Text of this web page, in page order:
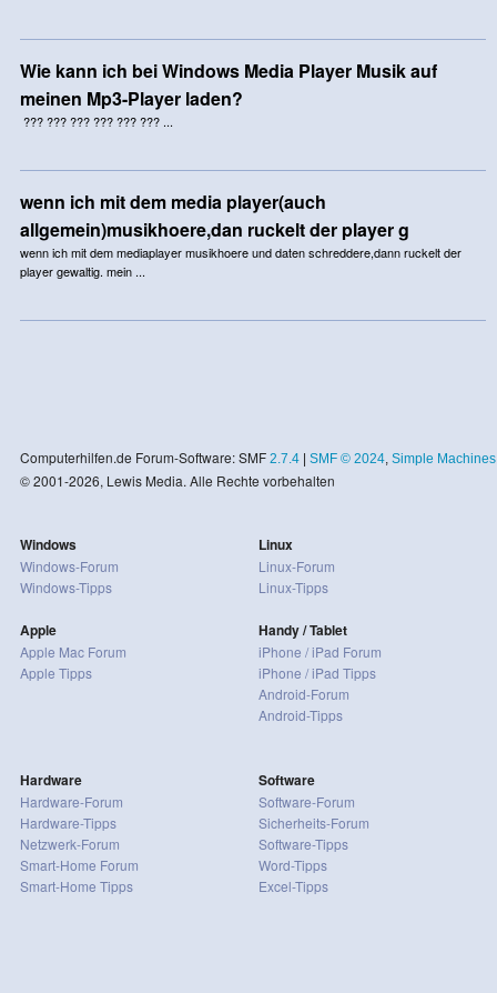
Wie kann ich bei Windows Media Player Musik auf
meinen Mp3-Player laden?
??? ??? ??? ??? ??? ??? ...
wenn ich mit dem media player(auch
allgemein)musikhoere,dan ruckelt der player g
wenn ich mit dem mediaplayer musikhoere und daten schreddere,dann ruckelt der
player gewaltig. mein ...
Computerhilfen.de Forum-Software: SMF 2.7.4| SMF © 2024, Simple Machines
© 2001-2026, Lewis Media. Alle Rechte vorbehalten
Windows
Windows-Forum
Windows-Tipps
Apple
Apple Mac Forum
Apple Tipps
Linux
Linux-Forum
Linux-Tipps
Handy / Tablet
iPhone / iPad Forum
iPhone / iPad Tipps
Android-Forum
Android-Tipps
Hardware
Hardware-Forum
Hardware-Tipps
Netzwerk-Forum
Smart-Home Forum
Smart-Home Tipps
Software
Software-Forum
Sicherheits-Forum
Software-Tipps
Word-Tipps
Excel-Tipps